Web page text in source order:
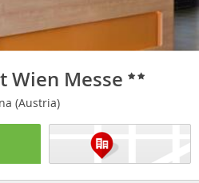
Wien Messe
(Austria)